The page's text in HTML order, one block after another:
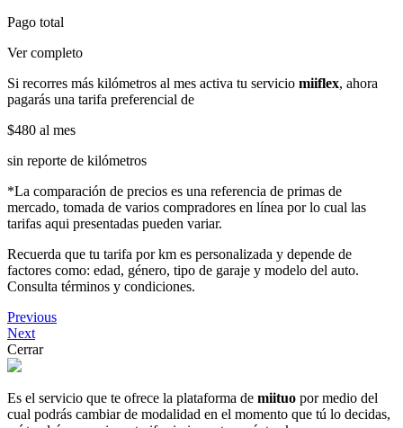
Pago total
Ver completo
Si recorres más kilómetros al mes activa tu servicio miiflex, ahora
pagarás una tarifa preferencial de
$480 al mes
sin reporte de kilómetros
*La comparación de precios es una referencia de primas de
mercado, tomada de varios compradores en línea por lo cual las
tarifas aqui presentadas pueden variar.
Recuerda que tu tarifa por km es personalizada y depende de
factores como: edad, género, tipo de garaje y modelo del auto.
Consulta términos y condiciones.
Previous
Next
Cerrar
Es el servicio que te ofrece la plataforma de miituo por medio del
cual podrás cambiar de modalidad en el momento que tú lo decidas,